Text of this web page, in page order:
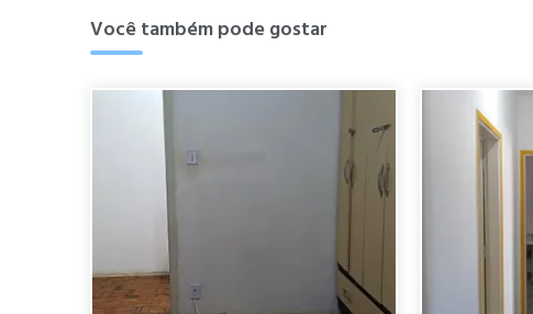
Você também pode gostar